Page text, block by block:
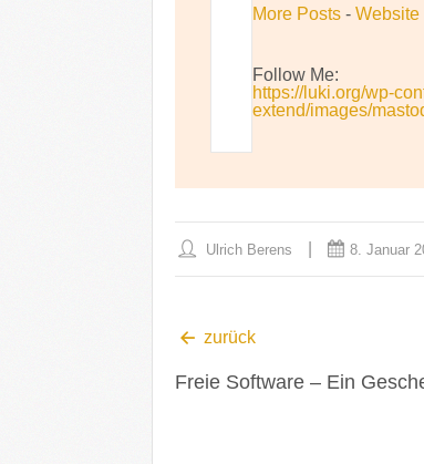
More Posts -Website
Follow Me:
https://luki.org/wp-
extend/images/
Ulrich Berens 8. Januar
zurück
Freie Software – Ein